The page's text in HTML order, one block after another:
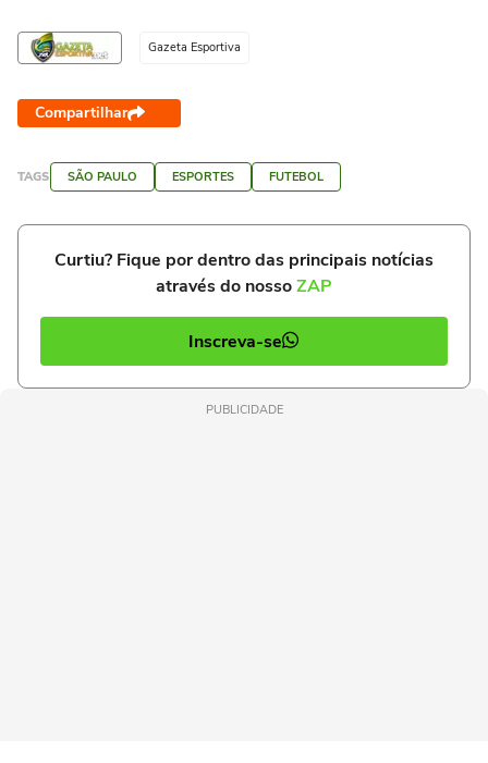
Gazeta Esportiva
Compartilhar
TAGS SÃO PAULO ESPORTES FUTEBOL
Curtiu? Fique por dentro das principais notícias
através do nossoZAP
Inscreva-se
PUBLICIDADE